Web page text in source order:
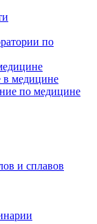
по
в медицине
по медицине
и сплавов